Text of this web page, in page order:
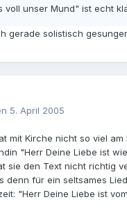
voll unser Mund" ist echt
gerade solistisch
5. April 2005
mit Kirche nicht so viel am
"Herr Deine Liebe ist
sie den Text nicht richtig
denn für ein seltsames
"Herr Deine Liebe ist